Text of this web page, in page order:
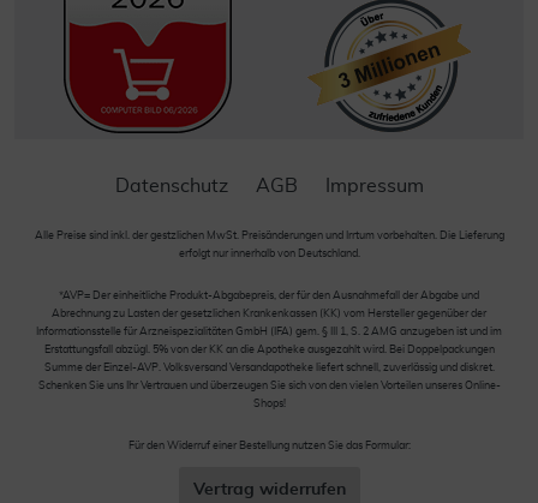
Datenschutz AGB Impressum
Alle Preise sind inkl. der gestzlichen MwSt. Preisänderungen und Irrtum vorbehalten. Die Lieferung
erfolgt nur innerhalb von Deutschland.
*AVP= Der einheitliche Produkt-Abgabepreis, der für den Ausnahmefall der Abgabe und
Abrechnung zu Lasten der gesetzlichen Krankenkassen (KK) vom Hersteller gegenüber der
Informationsstelle für Arzneispezialitäten GmbH (IFA) gem. § III 1, S. 2 AMG anzugeben ist und im
Erstattungsfall abzügl. 5% von der KK an die Apotheke ausgezahlt wird. Bei Doppelpackungen
Summe der Einzel-AVP. Volksversand Versandapotheke liefert schnell, zuverlässig und diskret.
Schenken Sie uns Ihr Vertrauen und überzeugen Sie sich von den vielen Vorteilen unseres Online-
Shops!
Für den Widerruf einer Bestellung nutzen Sie das Formular:
Vertrag widerrufen